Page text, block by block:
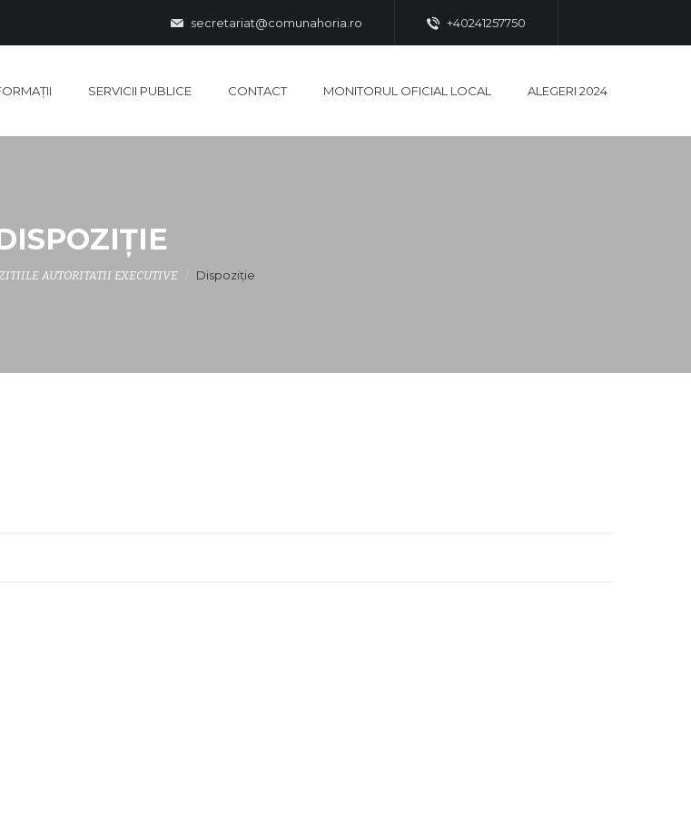
secretariat@comunahoria.ro +40241257750
SERVICII PUBLICE CONTACT MONITORUL OFICIAL LOCAL ALEGERI 2024
AUTORITATII EXECUTIVE Dispoziție